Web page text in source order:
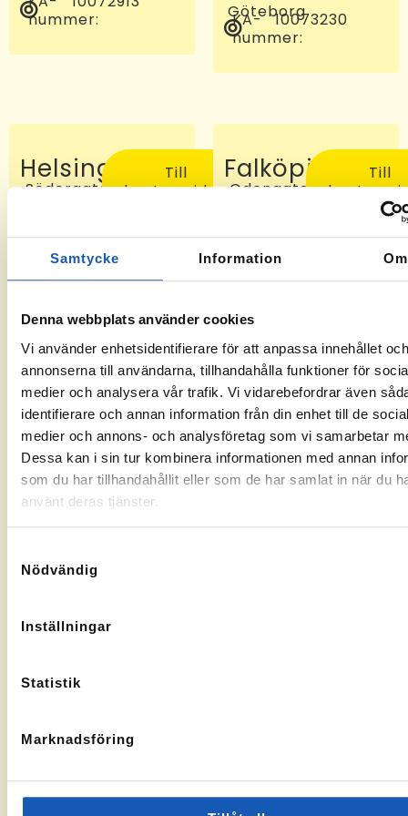
Samtycke Information Om
Denna webbplats använder cookies
Vi använder enhetsidentifierare för att anpassa innehållet och
annonserna till användarna, tillhandahålla funktioner för
medier och analysera vår trafik. Vi vidarebefordrar även
identifierare och annan information från din enhet till de
medier och annons- och analysföretag som vi samarbetar
Dessa kan i sin tur kombinera informationen med annan
som du har tillhandahållit eller som de har samlat in när du
använt deras tjänster.
Nödvändig
Inställningar
Statistik
Marknadsföring
nummer:
Göteborg
KA-
nummer:
10073230
Helsingborg
Södergatan
KA-
nummer:
-6
Till
kontorssidan
Falköping
Odengatan
Falköping
KA-
nummer:
10072810
Till
Sveg
Gränsgatan
17, 842
32 Sveg
KA-
nummer:
10069283
Till
kontorssidan
Tomelilla
Nybogatan
2B, 273
30
Tomelilla
KA-
10073436
Åtvidaberg
Åtvidaberg